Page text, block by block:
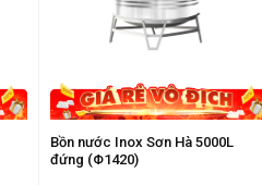
Bồn nước Inox Sơn Hà 5000L
đứng (Φ1420)